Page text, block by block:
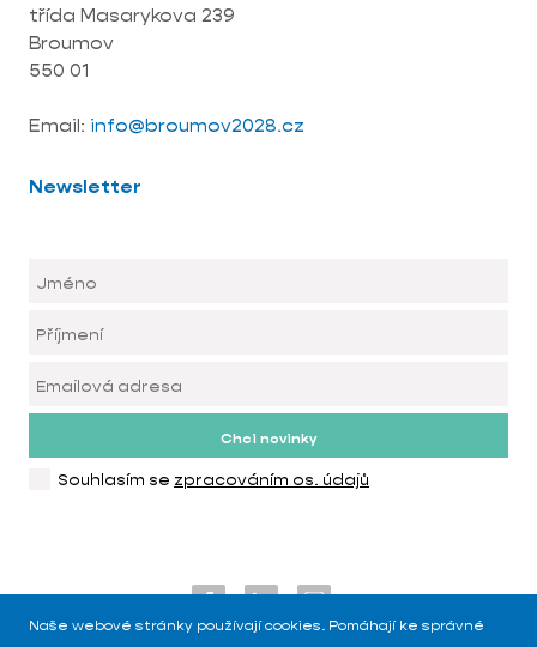
třída Masarykova 239
Broumov
550 01
Email: info@broumov2028.cz
Newsletter
Chci novinky
Souhlasím se zpracováním os. údajů
Naše webové stránky používají cookies. Pomáhají ke správné